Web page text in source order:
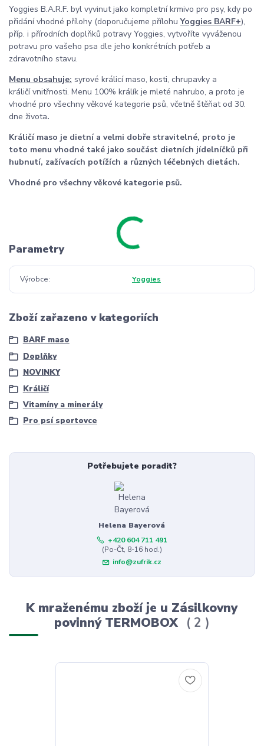
Yoggies B.A.R.F. byl vyvinut jako kompletní krmivo pro psy, kdy po
přidání vhodné přílohy (doporučujeme přílohuYoggies BARF+),
příp. i přírodních doplňků potravy Yoggies, vytvoříte vyváženou
potravu pro vašeho psa dle jeho konkrétních potřeb a
zdravotního stavu.
Menu obsahuje: syrové králicí maso, kosti, chrupavky a
králičí vnitřnosti. Menu 100% králík je mleté nahrubo, a proto je
vhodné pro všechny věkové kategorie psů, včetně štěňat od 30.
dne života.
Králičí maso je dietní a velmi dobře stravitelné, proto je
toto menu vhodné také jako součást dietních jídelníčků při
hubnutí, zažívacích potížích a různých léčebných dietách.
Vhodné pro všechny věkové kategorie psů.
Parametry
Výrobce Yoggies
Zboží zařazeno v kategoriích
BARF maso
Doplňky
NOVINKY
Králičí
Vitamíny a minerály
Pro psí sportovce
Potřebujete poradit?
Helena Bayerová
+420 604 711 491
(Po-Čt, 8-16 hod.)
info@zufrik.cz
K mraženému zboží je u Zásilkovny
povinný TERMOBOX
2